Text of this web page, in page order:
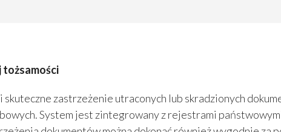
tożsamości
zastrzeżenie utraconych lub skradzionych
System jest zintegrowany z rejestrami